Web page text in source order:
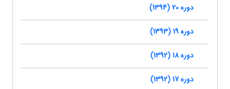
دوره 20 (1394)
دوره 19 (1393)
دوره 18 (1392)
دوره 17 (1392)